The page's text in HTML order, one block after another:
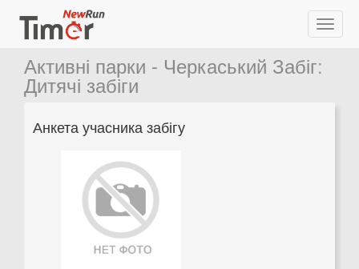
Активні парки - Черкаський Забіг:
Дитячі забіги
Анкета учасника забігу